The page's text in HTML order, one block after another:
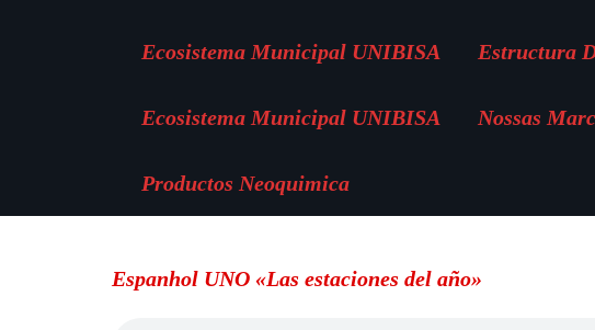
Ecosistema Municipal UNIBISA Estructura
Ecosistema Municipal UNIBISA Nossas
Productos Neoquimica
Espanhol UNO «Las estaciones del año»